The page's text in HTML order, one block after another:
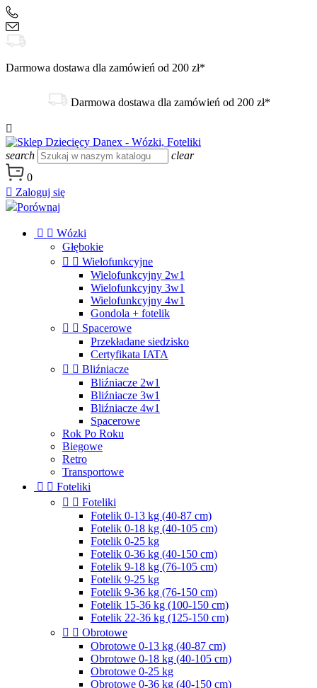
Darmowa dostawa dla zamówień od 200 zł*
Darmowa dostawa dla zamówień od 200 zł*

search
clear
0
 Zaloguj się
Porównaj
  Wózki
Głębokie
  Wielofunkcyjne
Wielofunkcyjny 2w1
Wielofunkcyjny 3w1
Wielofunkcyjny 4w1
Gondola + fotelik
  Spacerowe
Przekładane siedzisko
Certyfikata IATA
  Bliźniacze
Bliźniacze 2w1
Bliźniacze 3w1
Bliźniacze 4w1
Spacerowe
Rok Po Roku
Biegowe
Retro
Transportowe
  Foteliki
  Foteliki
Fotelik 0-13 kg (40-87 cm)
Fotelik 0-18 kg (40-105 cm)
Fotelik 0-25 kg
Fotelik 0-36 kg (40-150 cm)
Fotelik 9-18 kg (76-105 cm)
Fotelik 9-25 kg
Fotelik 9-36 kg (76-150 cm)
Fotelik 15-36 kg (100-150 cm)
Fotelik 22-36 kg (125-150 cm)
  Obrotowe
Obrotowe 0-13 kg (40-87 cm)
Obrotowe 0-18 kg (40-105 cm)
Obrotowe 0-25 kg
Obrotowe 0-36 kg (40-150 cm)